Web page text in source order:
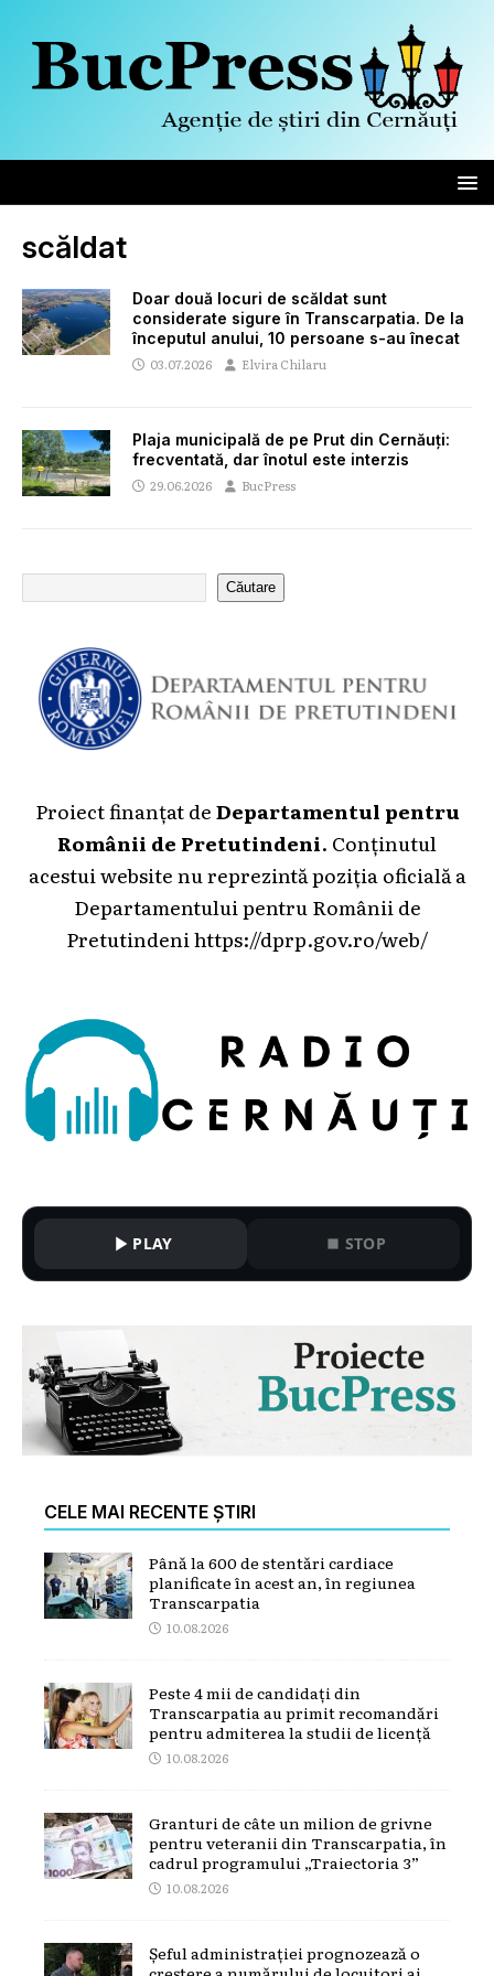
scăldat
Doar două locuri de scăldat sunt
considerate sigure în Transcarpatia. De la
începutul anului, 10 persoane s-au înecat
03.07.2026 Elvira Chilaru
Plaja municipală de pe Prut din Cernăuți:
frecventată, dar înotul este interzis
29.06.2026 BucPress
Căutare
Proiect finanțat deDepartamentul pentru
Românii de Pretutindeni. Conținutul
acestui website nu reprezintă poziția oficială a
Departamentului pentru Românii de
Pretutindeni https://dprp.gov.ro/web/
PLAY STOP
CELE MAI RECENTE ȘTIRI
Până la 600 de stentări cardiace
planificate în acest an, în regiunea
Transcarpatia
10.08.2026
Peste 4 mii de candidați din
Transcarpatia au primit recomandări
pentru admiterea la studii de licență
10.08.2026
Granturi de câte un milion de grivne
pentru veteranii din Transcarpatia, în
cadrul programului „Traiectoria 3”
10.08.2026
Șeful administrației prognozează o